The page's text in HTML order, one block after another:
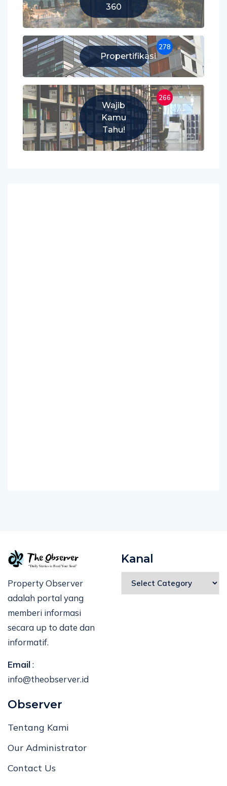
360
Propertifikasi
278
Wajib
Kamu
Tahu!
266
Property Observer
adalah portal yang
memberi informasi
secara up to date dan
informatif.
Email:
info@theobserver.id
Kanal
Observer
Tentang Kami
Our Administrator
Contact Us